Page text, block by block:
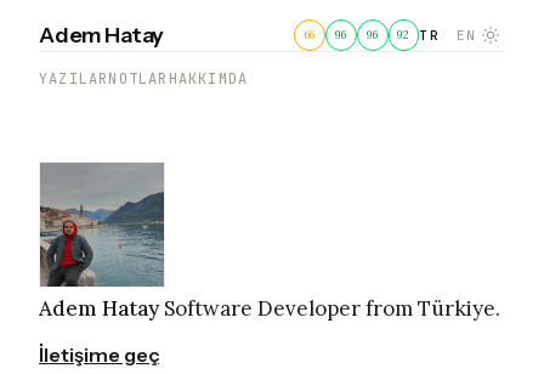
Adem Hatay TR EN
YAZILARNOTLAR HAKKIMDA
Adem HataySoftware Developer from Türkiye.
İletişime geç